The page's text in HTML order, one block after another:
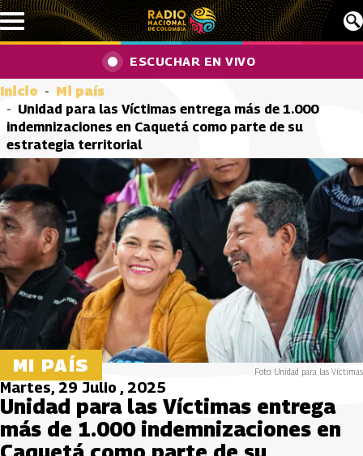
Pasar al contenido principal
ESCUCHAR EN VIVO
Inicio
Mi país
Unidad para las Víctimas entrega más de 1.000
indemnizaciones en Caquetá como parte de su
estrategia territorial
MI PAÍS Foto: Unidad para las Víctimas
Martes, 29 Julio , 2025
Unidad para las Víctimas entrega
más de 1.000 indemnizaciones en